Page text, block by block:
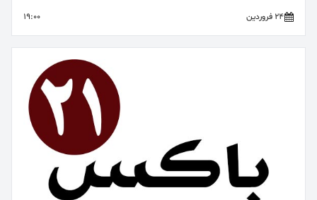
24 فروردین 19:00